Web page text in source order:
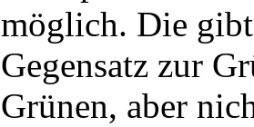
möglich. Die
Gegensatz zur
Grünen, aber